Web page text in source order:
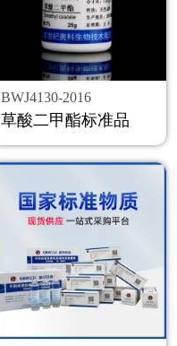
BWJ4130-2016
草酸二甲酯标准品